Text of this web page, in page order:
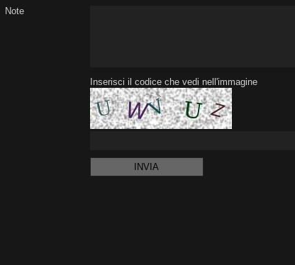
Note
Inserisci il codice che vedi nell'immagine